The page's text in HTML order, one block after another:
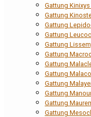
Gattung
Gattung
Gattung
Gattung
Gattung
Gattung
Gattung
Gattung
Gattung
Gattung
Gattung
Gattung